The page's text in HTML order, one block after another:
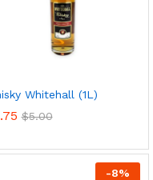
Whitehall (1L)
$5.00
-8%